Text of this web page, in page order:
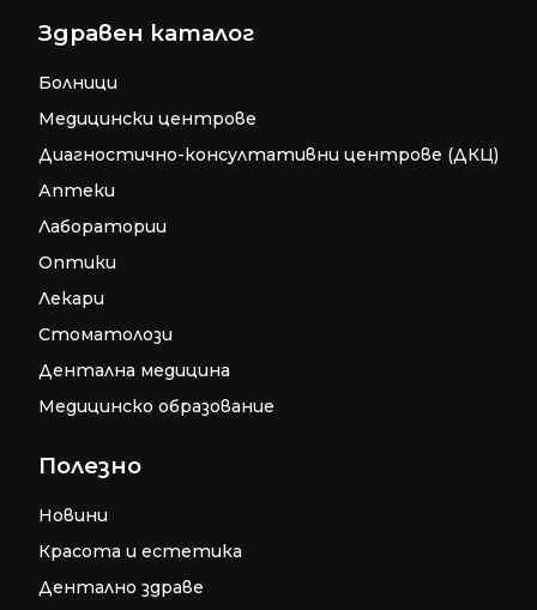
Здравен каталог
Болници
Медицински центрове
Диагностично-консултативни центрове (ДКЦ)
Аптеки
Лаборатории
Оптики
Лекари
Стоматолози
Дентална медицина
Медицинско образование
Полезно
Новини
Красота и естетика
Дентално здраве